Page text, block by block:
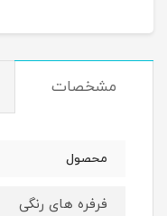
مشخصات
محصول
فرفره های رنگی